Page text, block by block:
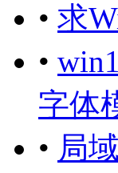
• 求
•
字体
• 局